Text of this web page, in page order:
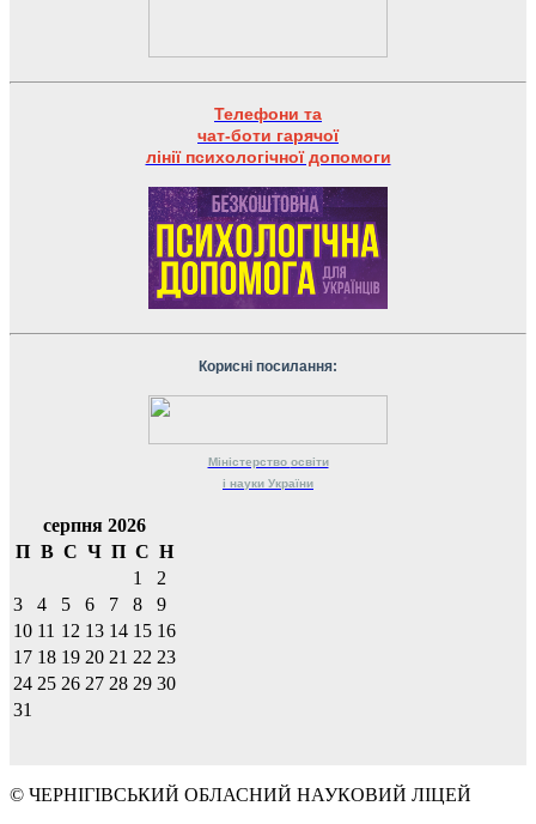
Телефони та
чат-боти гарячої
лінії психологічної допомоги
Корисні посилання:
Міністерство освіти
і науки України
серпня 2026
П В С Ч П С Н
1
2
3
4 5 6 7 8
9
10 11 12 13 14 15 16
17 18 19 20 21 22 23
24 25 26 27 28 29 30
31
© ЧЕРНІГІВСЬКИЙ ОБЛАСНИЙ НАУКОВИЙ ЛІЦЕЙ